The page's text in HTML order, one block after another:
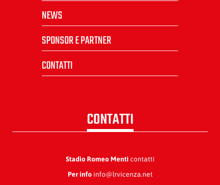
NEWS
SPONSOR E PARTNER
CONTATTI
CONTATTI
Stadio Romeo Menti contatti
Per infoinfo@lrvicenza.net